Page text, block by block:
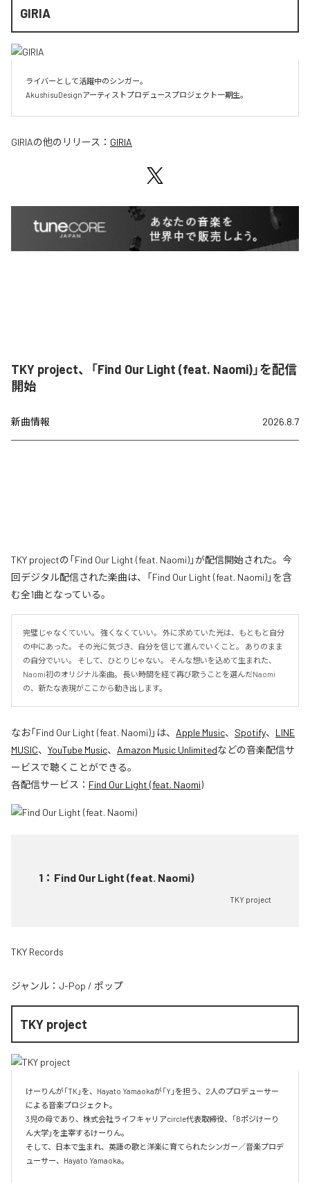
GIRIA
ライバーとして活躍中のシンガー。
AkushisuDesignアーティストプロデュースプロジェクト一期生。
GIRIAの他のリリース： GIRIA
TKY project、「Find Our Light (feat. Naomi)」を配信
開始
新曲情報 2026.8.7
TKY projectの「Find Our Light (feat. Naomi)」が配信開始された。今
回デジタル配信された楽曲は、「Find Our Light (feat. Naomi)」を含
む全1曲となっている。
完璧じゃなくていい。 強くなくていい。 外に求めていた光は、もともと自分
の中にあった。 その光に気づき、自分を信じて進んでいくこと。 ありのまま
の自分でいい。 そして、ひとりじゃない。 そんな想いを込めて生まれた、
Naomi初のオリジナル楽曲。 長い時間を経て再び歌うことを選んだNaomi
の、新たな表現がここから動き出します。
なお「Find Our Light (feat. Naomi)」は、 Apple Music、 Spotify、 LINE
MUSIC、 YouTube Music、 Amazon Music Unlimitedなどの音楽配信サ
ービスで聴くことができる。
各配信サービス： Find Our Light (feat. Naomi)
1 ： Find Our Light (feat. Naomi)
TKY project
TKY Records
ジャンル： J-Pop / ポップ
TKY project
けーりんが「TK」を、Hayato Yamaokaが「Y」を担う、2人のプロデューサー
による音楽プロジェクト。
3児の母であり、株式会社ライフキャリアcircle代表取締役、「Bポジけーり
ん大学」を主宰するけーりん。
そして、日本で生まれ、英語の歌と洋楽に育てられたシンガー／音楽プロデ
ューサー、Hayato Yamaoka。